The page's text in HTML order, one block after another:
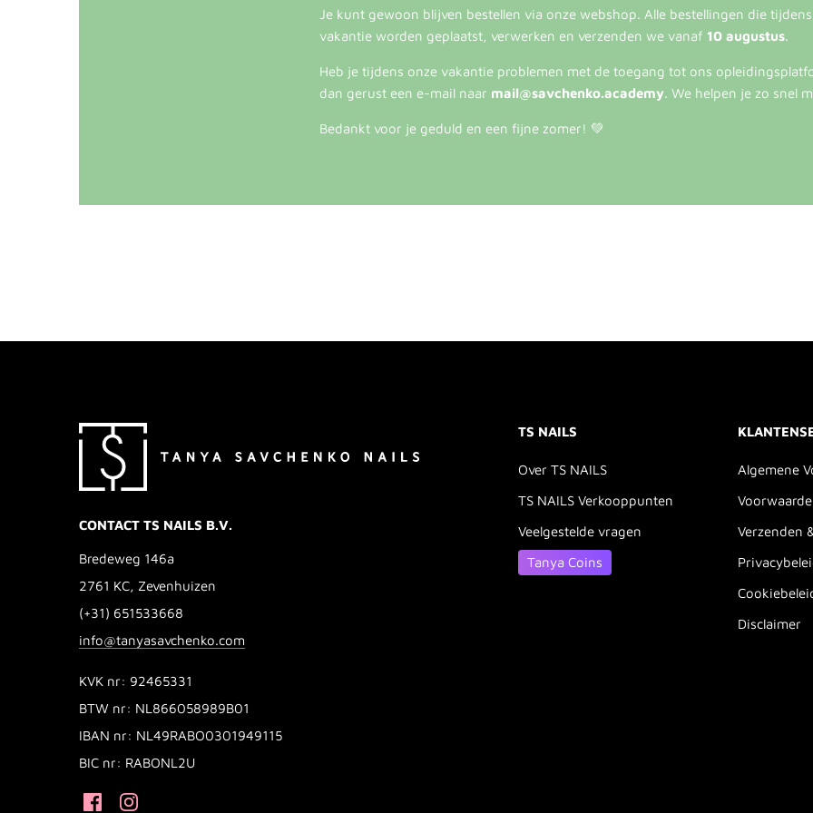
Je kunt gewoon blijven bestellen via onze webshop. Alle bestellingen die
vakantie worden geplaatst, verwerken en verzenden we vanaf 10 augustus.
Heb je tijdens onze vakantie problemen met de toegang tot ons
dan gerust een e-mail naar mail@savchenko.academy. We helpen je zo snel
Bedankt voor je geduld en een fijne zomer! 💚
CONTACT TS NAILS B.V.
Bredeweg 146a
2761 KC, Zevenhuizen
(+31) 651533668
info@tanyasavchenko.com
KVK nr: 92465331
BTW nr: NL866058989B01
IBAN nr: NL49RABO0301949115
BIC nr: RABONL2U
TS NAILS
Over TS NAILS
TS NAILS Verkooppunten
Veelgestelde vragen
Tanya Coins
Algemene
Verzenden
Disclaimer